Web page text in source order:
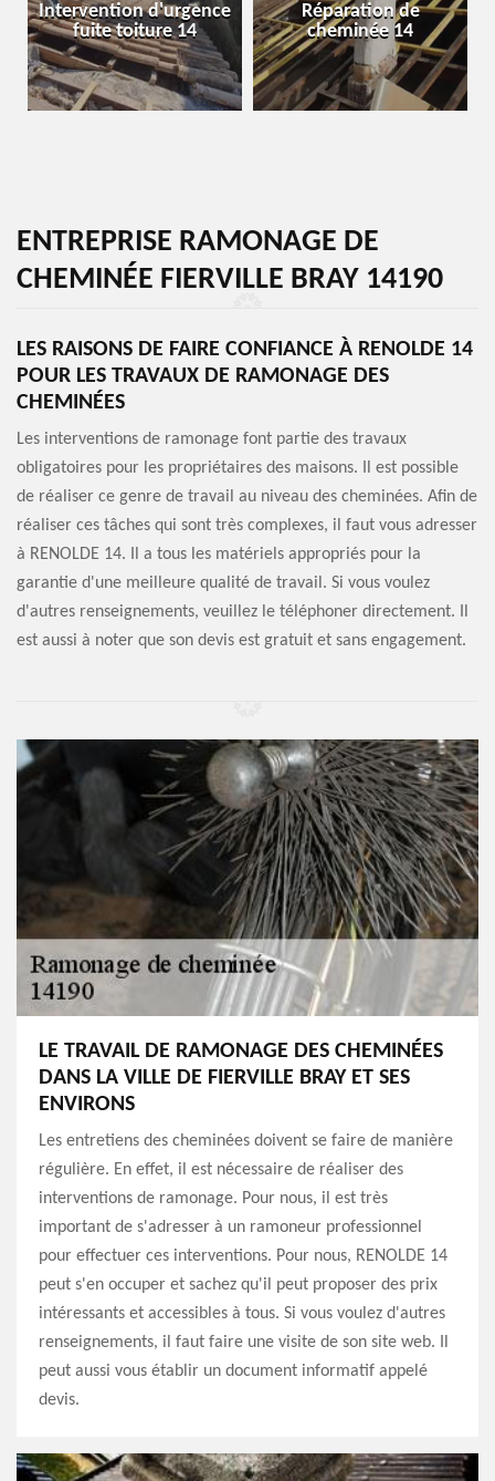
Intervention d'urgence
fuite toiture 14
Réparation de
cheminée 14
ENTREPRISE RAMONAGE DE
CHEMINÉE FIERVILLE BRAY 14190
LES RAISONS DE FAIRE CONFIANCE À RENOLDE 14
POUR LES TRAVAUX DE RAMONAGE DES
CHEMINÉES
Les interventions de ramonage font partie des travaux
obligatoires pour les propriétaires des maisons. Il est possible
de réaliser ce genre de travail au niveau des cheminées. Afin de
réaliser ces tâches qui sont très complexes, il faut vous adresser
à RENOLDE 14. Il a tous les matériels appropriés pour la
garantie d'une meilleure qualité de travail. Si vous voulez
d'autres renseignements, veuillez le téléphoner directement. Il
est aussi à noter que son devis est gratuit et sans engagement.
LE TRAVAIL DE RAMONAGE DES CHEMINÉES
DANS LA VILLE DE FIERVILLE BRAY ET SES
ENVIRONS
Les entretiens des cheminées doivent se faire de manière
régulière. En effet, il est nécessaire de réaliser des
interventions de ramonage. Pour nous, il est très
important de s'adresser à un ramoneur professionnel
pour effectuer ces interventions. Pour nous, RENOLDE 14
peut s'en occuper et sachez qu'il peut proposer des prix
intéressants et accessibles à tous. Si vous voulez d'autres
renseignements, il faut faire une visite de son site web. Il
peut aussi vous établir un document informatif appelé
devis.